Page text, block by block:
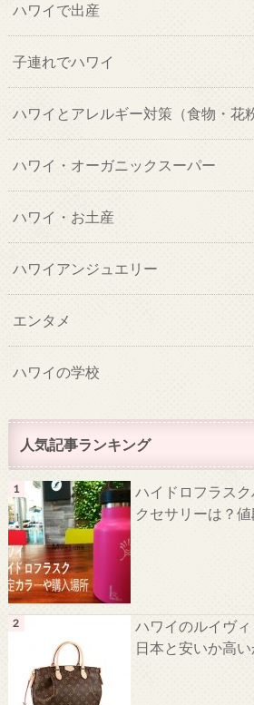
ハワイで出産
子連れでハワイ
ハワイとアレルギー対策（食物・花
ハワイ・オーガニックスーパー
ハワイ・お土産
ハワイアンジュエリー
エンタメ
ハワイの学校
人気記事ランキング
ハイドロフラス
クセサリーは？
ハワイのルイヴィ
日本と安いか高い